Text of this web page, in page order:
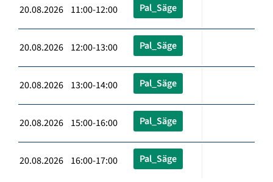
20.08.2026 11:00-12:00 Pal_Säge
20.08.2026 12:00-13:00 Pal_Säge
20.08.2026 13:00-14:00 Pal_Säge
20.08.2026 15:00-16:00 Pal_Säge
20.08.2026 16:00-17:00 Pal_Säge